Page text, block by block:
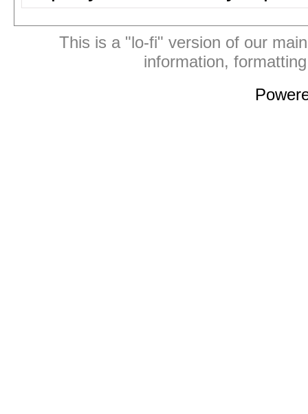
This is a "lo-fi" version of our
information,